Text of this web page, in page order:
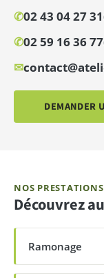
✆02 43 04 27 31
✆02 59 16 36 77
✉
DEMANDER
NOS PRESTATIONS
Découvrez
Ramonage